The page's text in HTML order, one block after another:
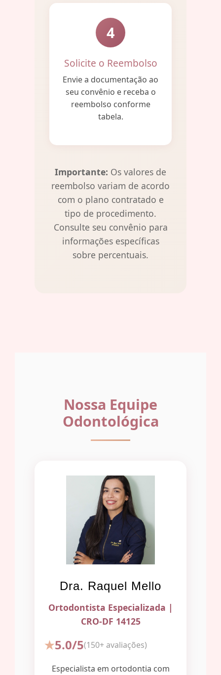
4
Solicite o Reembolso
Envie a documentação ao
seu convênio e receba o
reembolso conforme
tabela.
Importante: Os valores de
reembolso variam de acordo
com o plano contratado e
tipo de procedimento.
Consulte seu convênio para
informações específicas
sobre percentuais.
Nossa Equipe
Odontológica
Dra. Raquel Mello
Ortodontista Especializada |
CRO-DF 14125
5.0/5(150+ avaliações)
Especialista em ortodontia com